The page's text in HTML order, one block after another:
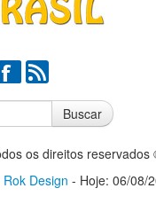
Buscar
os direitos reservados
Rok Design - Hoje: 06/08/